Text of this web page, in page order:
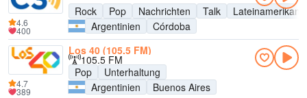
Rock
Pop Nachrichten Talk
Argentinien
Córdoba
4.6
400
Los 40 (105.5 FM)
105.5 FM
Pop
Unterhaltung
Argentinien
Buenos Aires
4.7
389